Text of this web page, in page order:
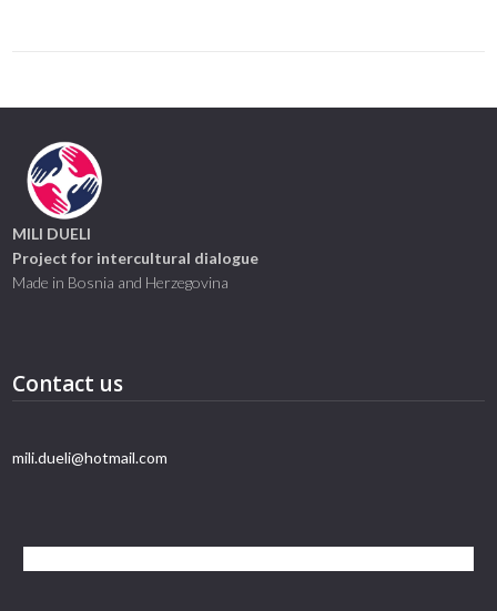
MILI DUELI
Project for intercultural dialogue
Made in Bosnia and Herzegovina
Contact us
mili.dueli@hotmail.com